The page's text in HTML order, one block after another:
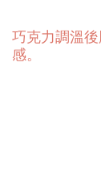
巧克力調溫
感。